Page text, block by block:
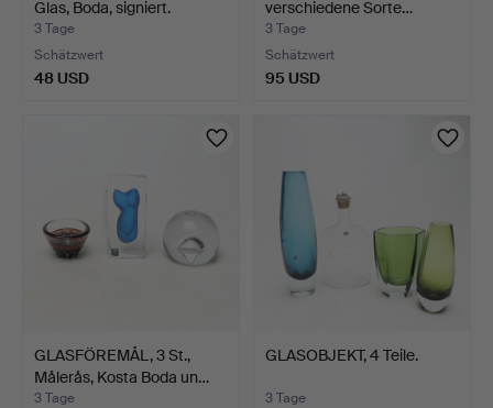
Glas, Boda, signiert.
3 Tage
Schätzwert
48 USD
verschiedene Sorte…
3 Tage
Schätzwert
95 USD
GLASFÖREMÅL, 3 St.,
Målerås, Kosta Boda un…
3 Tage
GLASOBJEKT, 4 Teile.
3 Tage